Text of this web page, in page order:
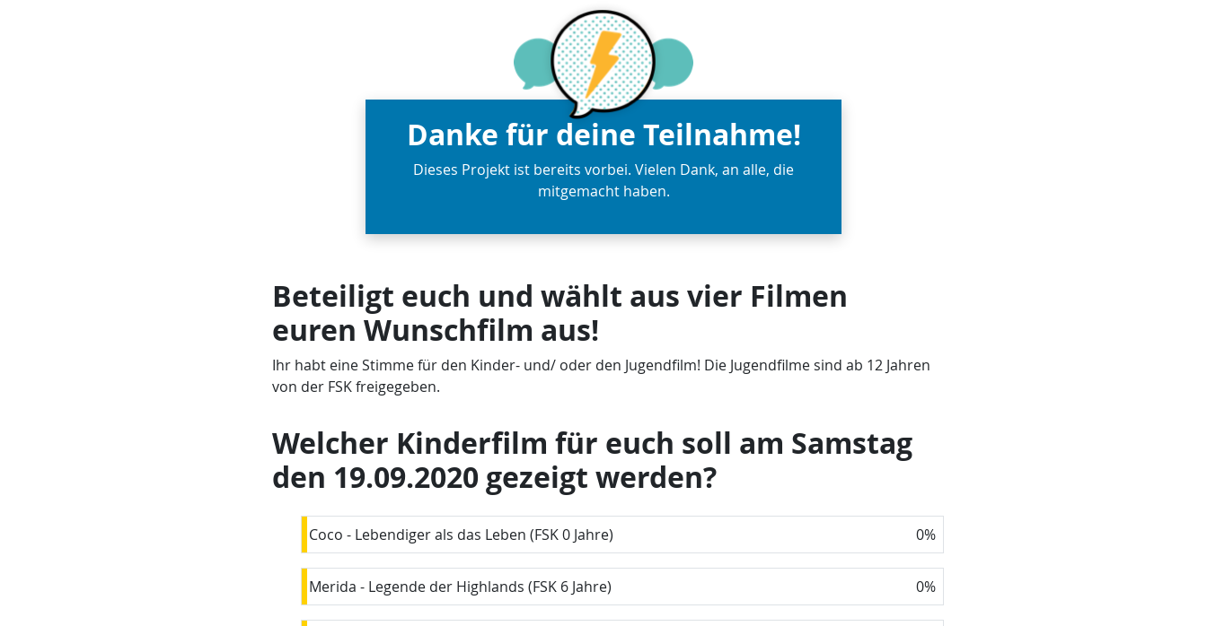
Danke für deine Teilnahme!
Dieses Projekt ist bereits vorbei. Vielen Dank, an alle, die
mitgemacht haben.
Beteiligt euch und wählt aus vier Filmen
euren Wunschfilm aus!
Ihr habt eine Stimme für den Kinder- und/ oder den Jugendfilm! Die Jugendfilme sind ab 12 Jahren
von der FSK freigegeben.
Welcher Kinderfilm für euch soll am Samstag
den 19.09.2020 gezeigt werden?
0%
Coco - Lebendiger als das Leben (FSK 0 Jahre)
0%
Merida - Legende der Highlands (FSK 6 Jahre)